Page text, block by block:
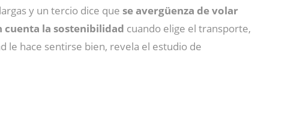
y un tercio dice que se avergüenza de volar
cuenta la sostenibilidad cuando elige el transporte,
le hace sentirse bien, revela el estudio de